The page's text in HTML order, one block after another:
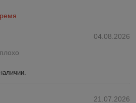
04.08.2026
21.07.2026